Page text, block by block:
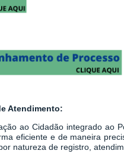
Atendimento:
ao Cidadão integrado ao
eficiente e de maneira
natureza de registro,